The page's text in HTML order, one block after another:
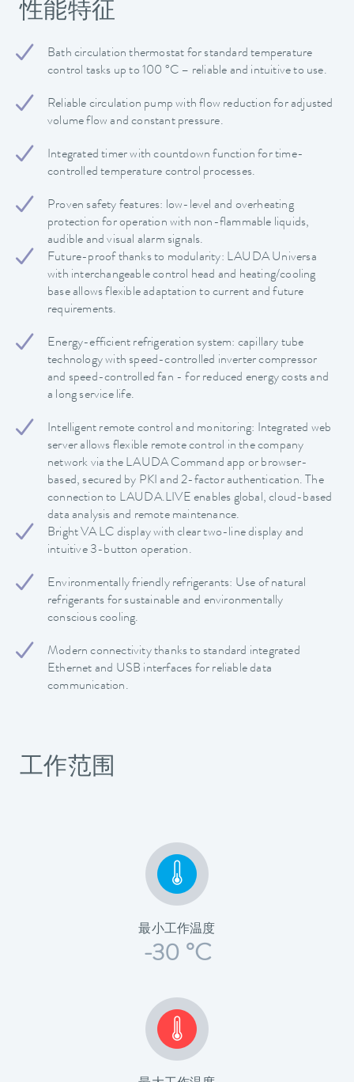
性能特征
Bath circulation thermostat for standard temperature
control tasks up to 100 °C – reliable and intuitive to use.
Reliable circulation pump with flow reduction for adjusted
volume flow and constant pressure.
Integrated timer with countdown function for time-
controlled temperature control processes.
Proven safety features: low-level and overheating
protection for operation with non-flammable liquids,
audible and visual alarm signals.
Future-proof thanks to modularity: LAUDA Universa
with interchangeable control head and heating/cooling
base allows flexible adaptation to current and future
requirements.
Energy-efficient refrigeration system: capillary tube
technology with speed-controlled inverter compressor
and speed-controlled fan - for reduced energy costs and
a long service life.
Intelligent remote control and monitoring: Integrated web
server allows flexible remote control in the company
network via the LAUDA Command app or browser-
based, secured by PKI and 2-factor authentication. The
connection to LAUDA.LIVE enables global, cloud-based
data analysis and remote maintenance.
Bright VA LC display with clear two-line display and
intuitive 3-button operation.
Environmentally friendly refrigerants: Use of natural
refrigerants for sustainable and environmentally
conscious cooling.
Modern connectivity thanks to standard integrated
Ethernet and USB interfaces for reliable data
communication.
工作范围
最小工作温度
-30 °C